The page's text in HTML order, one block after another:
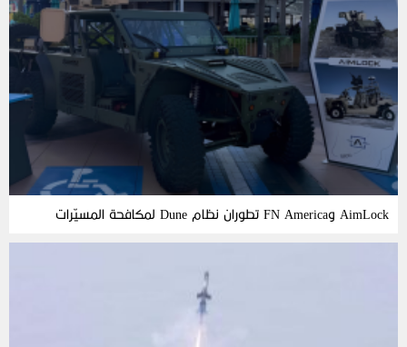
AimLock وFN America تطوران نظام Dune لمكافحة المسيّرات